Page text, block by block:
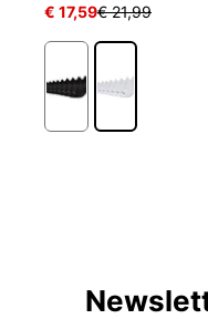
€ 17,59€ 21,99